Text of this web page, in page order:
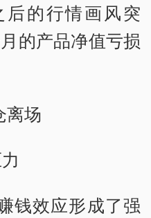
的行情画风突
的产品净值亏损
场
效应形成了强